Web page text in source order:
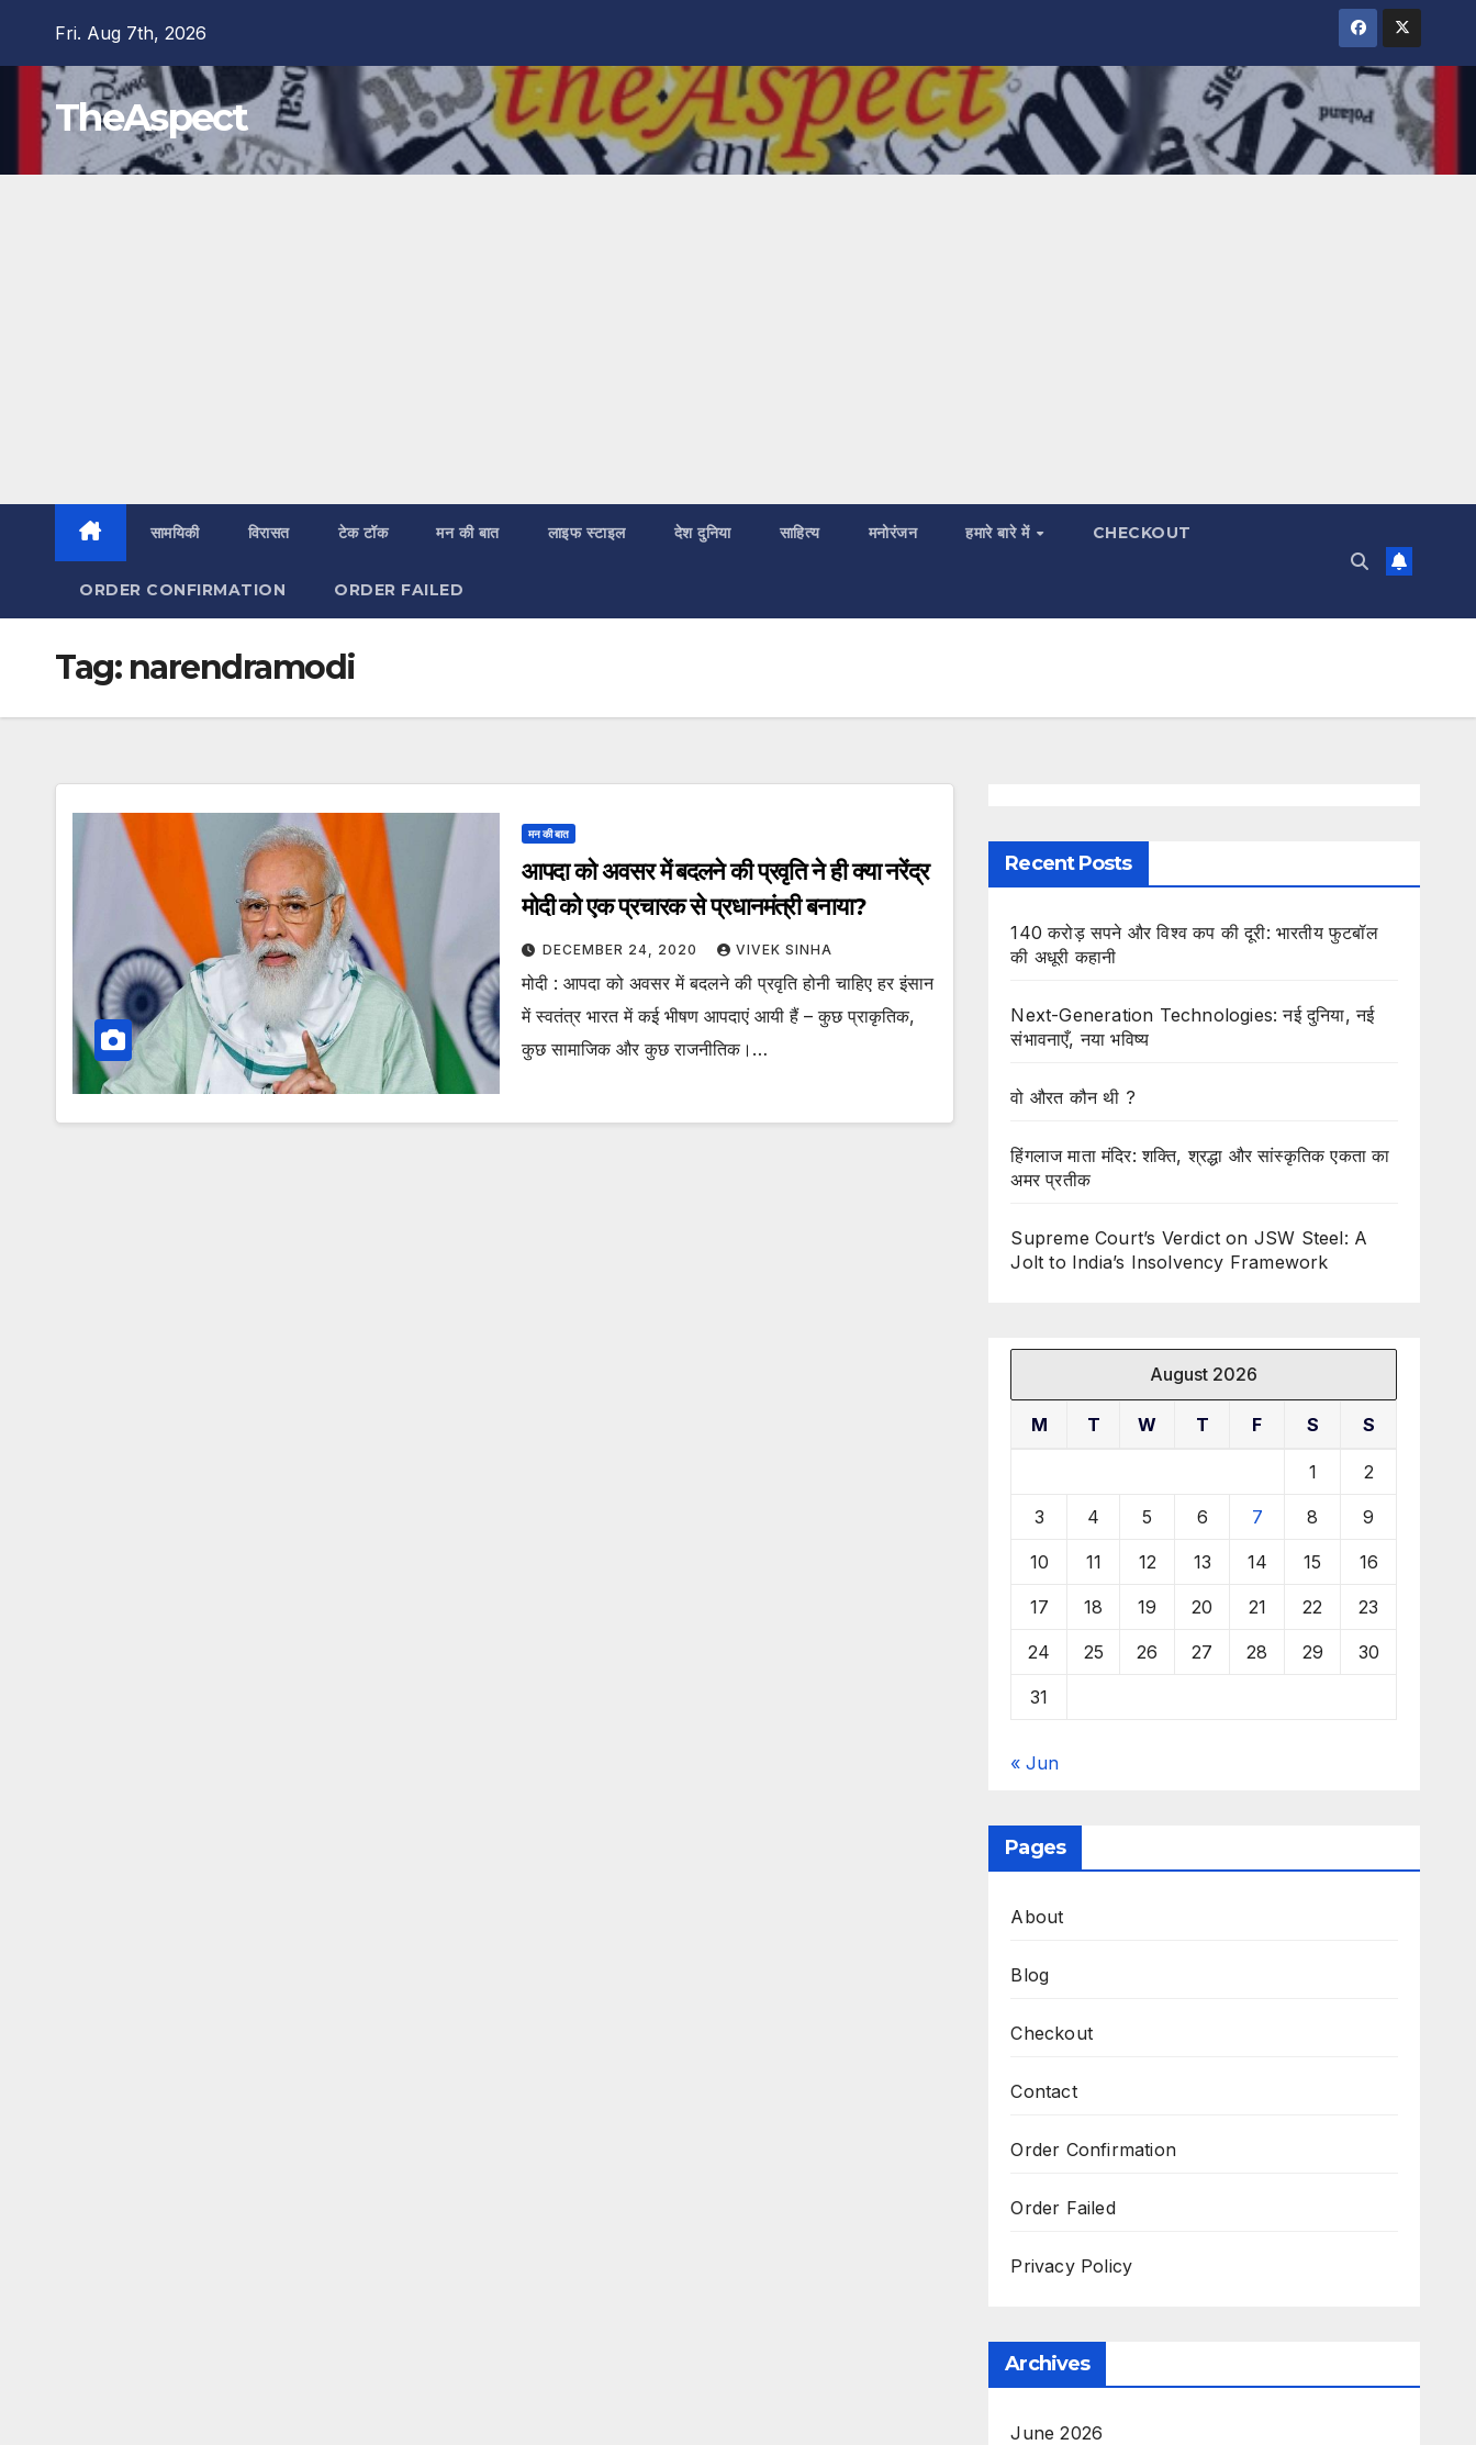
content
Fri. Aug 7th, 2026
TheAspect
सामयिकी विरासत टेक टॉक मन की बात लाइफ स्टाइल देश दुनिया साहित्य मनोरंजन हमारे बारे में CHECKOUT
ORDER CONFIRMATION ORDER FAILED
Tag: narendramodi
मन की बात
आपदा को अवसर में बदलने की प्रवृति ने ही क्या नरेंद्र
मोदी को एक प्रचारक से प्रधानमंत्री बनाया?
DECEMBER 24, 2020 VIVEK SINHA
मोदी : आपदा को अवसर में बदलने की प्रवृति होनी चाहिए हर इंसान
में स्वतंत्र भारत में कई भीषण आपदाएं आयी हैं – कुछ प्राकृतिक,
कुछ सामाजिक और कुछ राजनीतिक।…
Recent Posts
140 करोड़ सपने और विश्व कप की दूरी: भारतीय फुटबॉल
की अधूरी कहानी
Next-Generation Technologies: नई दुनिया, नई
संभावनाएँ, नया भविष्य
वो औरत कौन थी ?
हिंगलाज माता मंदिर: शक्ति, श्रद्धा और सांस्कृतिक एकता का
अमर प्रतीक
Supreme Court’s Verdict on JSW Steel: A
Jolt to India’s Insolvency Framework
August 2026
M T W T F S S
1 2
3 4 5 6 7 8 9
10 11 12 13 14 15 16
17 18 19 20 21 22 23
24 25 26 27 28 29 30
31
« Jun
Pages
About
Blog
Checkout
Contact
Order Confirmation
Order Failed
Privacy Policy
Archives
June 2026